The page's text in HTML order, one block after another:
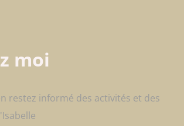
moi
restez informé des activités et des